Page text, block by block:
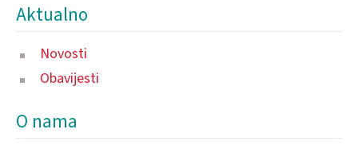
Aktualno
Novosti
Obavijesti
O nama